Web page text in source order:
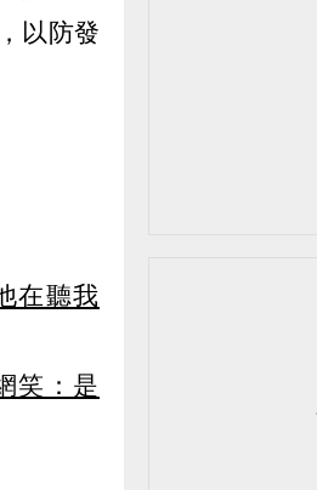
以防發
在聽我
笑：是